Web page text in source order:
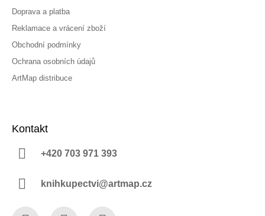
Doprava a platba
Reklamace a vrácení zboží
Obchodní podmínky
Ochrana osobních údajů
ArtMap distribuce
Kontakt
+420 703 971 393
knihkupectvi@artmap.cz